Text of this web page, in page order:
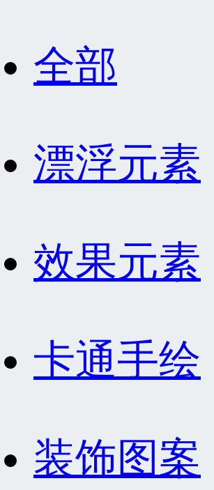
全部
漂浮元素
效果元素
卡通手绘
装饰图案